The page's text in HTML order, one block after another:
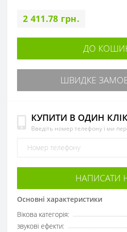
2 411.78 грн.
ДО
ШВИДКЕ
КУПИТИ В ОДИН КЛІК
Введіть номер телефону і ми
НАПИСАТИ
Основні характеристики
Вікова категорія:
звукові ефекти: